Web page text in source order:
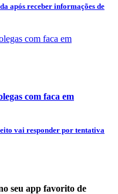
após receber informações de
com faca em
vai responder por tentativa
seu app favorito de